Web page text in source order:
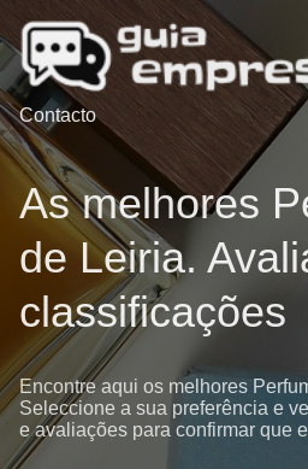
Contacto
As melhores
de Leiria.
classificações
Encontre aqui os melhores
Seleccione a sua preferência e
e avaliações para confirmar que